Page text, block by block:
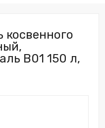
косвенного
B01 150 л,